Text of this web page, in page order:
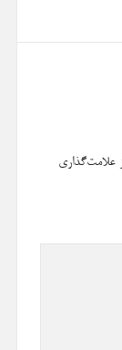
علامت‌گذاری